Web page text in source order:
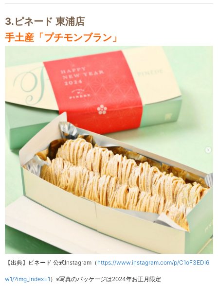
3.ピネード 東浦店
手土産「プチモンブラン」
【出典】ピネード 公式Instagram（ https://www.instagram.com/p/C1oF3EDi6
w1/?img_index=1 ）※写真のパッケージは2024年お正月限定